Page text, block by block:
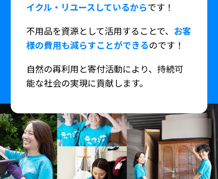
イクル・リユースしているからです！
不用品を資源として活用することで、 お客
様の費用も減らすことができるのです！
自然の再利用と寄付活動により、持続可
能な社会の実現に貢献します。